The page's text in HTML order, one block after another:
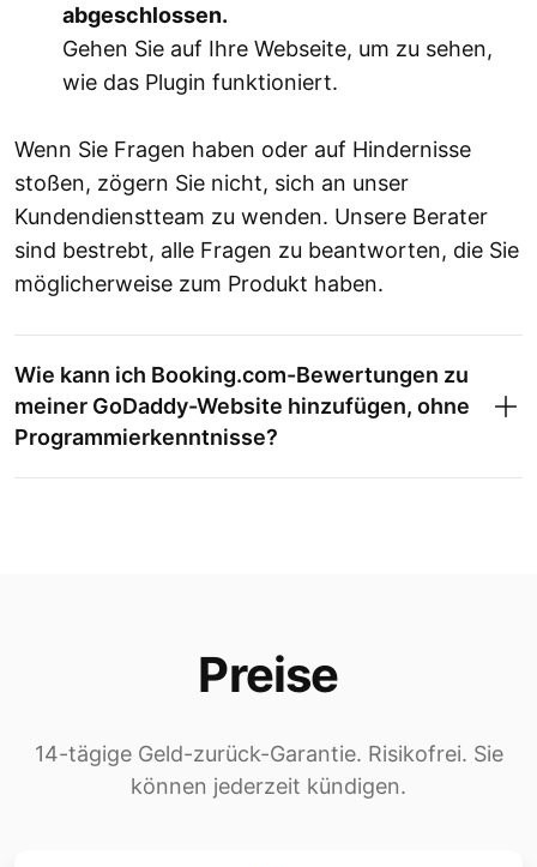
abgeschlossen.
Gehen Sie auf Ihre Webseite, um zu sehen,
wie das Plugin funktioniert.
Wenn Sie Fragen haben oder auf Hindernisse
stoßen, zögern Sie nicht, sich an unser
Kundendienstteam zu wenden. Unsere Berater
sind bestrebt, alle Fragen zu beantworten, die Sie
möglicherweise zum Produkt haben.
Wie kann ich Booking.com-Bewertungen zu
meiner GoDaddy-Website hinzufügen, ohne
Programmierkenntnisse?
Preise
14-tägige Geld-zurück-Garantie. Risikofrei. Sie
können jederzeit kündigen.